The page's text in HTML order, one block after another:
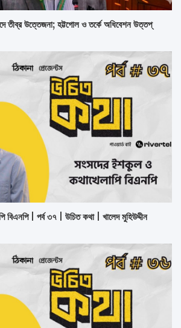
তীব্র উত্তেজনা; হট্টগোল ও তর্কে অধিবেশন উত্তপ্
বিএনপি | পর্ব ৩৭ | উচিত কথা | খালেদ মুহিউদ্দীন